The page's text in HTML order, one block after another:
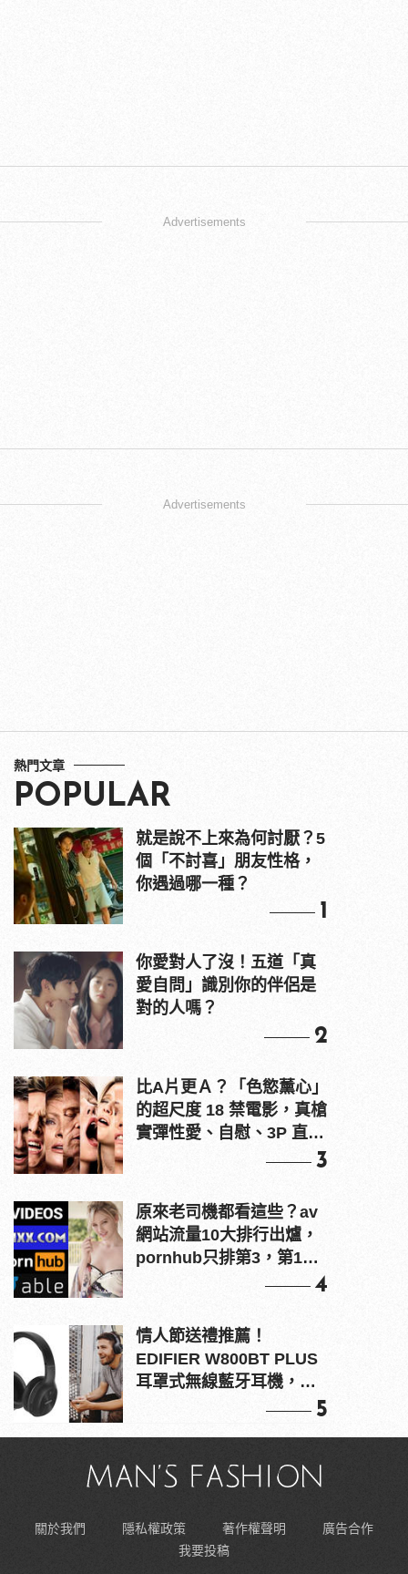
Advertisements
Advertisements
熱門文章
POPULAR
就是說不上來為何討厭？5
個「不討喜」朋友性格，
你遇過哪一種？
1
你愛對人了沒！五道「真
愛自問」識別你的伴侶是
對的人嗎？
2
比A片更Ａ？「色慾薰心」
的超尺度 18 禁電影，真槍
實彈性愛、自慰、3P 直接
3
原來老司機都看這些？av
網站流量10大排行出爐，
pornhub只排第3，第1名
4
情人節送禮推薦！
EDIFIER W800BT PLUS
耳罩式無線藍牙耳機，在
5
關於我們 隱私權政策 著作權聲明
廣告合作
我要投稿